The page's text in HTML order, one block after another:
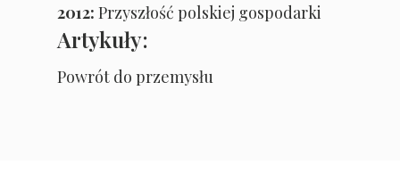
2012: Przyszłość polskiej gospodarki
Artykuły:
Powrót do przemysłu